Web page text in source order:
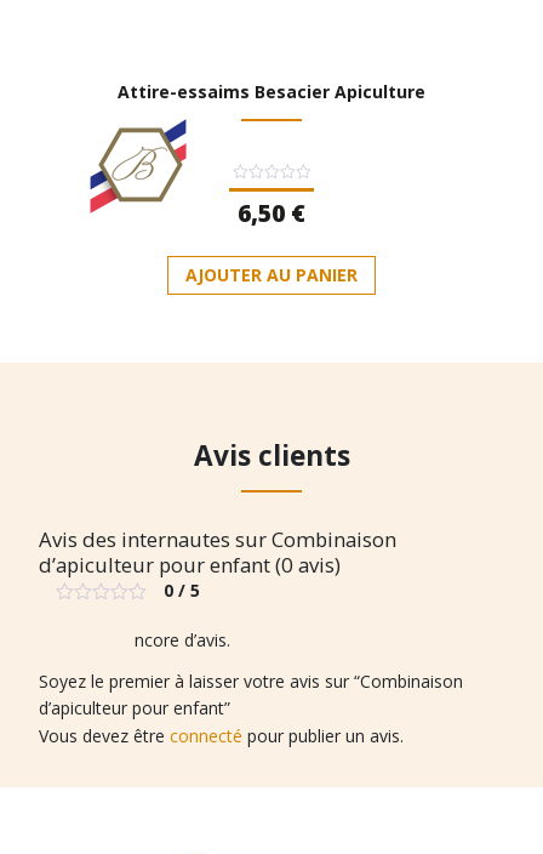
Attire-essaims Besacier Apiculture
Note
0
sur
6,50 €
AJOUTER AU PANIER
Avis clients
Avis des internautes sur Combinaison
d’apiculteur pour enfant (0 avis)
0 / 5
Il n’y a pas encore d’avis.
Soyez le premier à laisser votre avis sur “Combinaison
d’apiculteur pour enfant”
Vous devez être connecté pour publier un avis.